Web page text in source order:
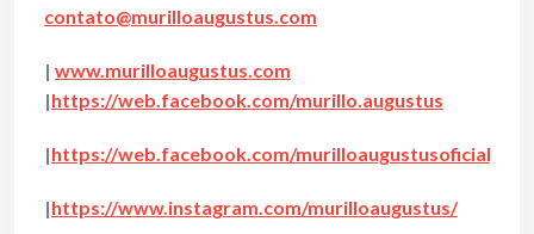
contato@murilloaugustus.com
| www.murilloaugustus.com
|https://web.facebook.com/murillo.augustus
|https://web.facebook.com/murilloaugustusoficial
|https://www.instagram.com/murilloaugustus/